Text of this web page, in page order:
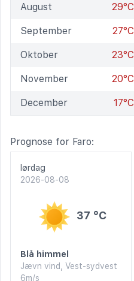
August 29°C
September 27°C
Oktober 23°C
November 20°C
December 17°C
Prognose for Faro:
lørdag
2026-08-08
37 °C
Blå himmel
Jævn vind, Vest-sydvest
6m/s